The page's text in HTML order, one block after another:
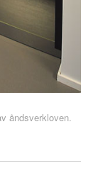
åndsverkloven.